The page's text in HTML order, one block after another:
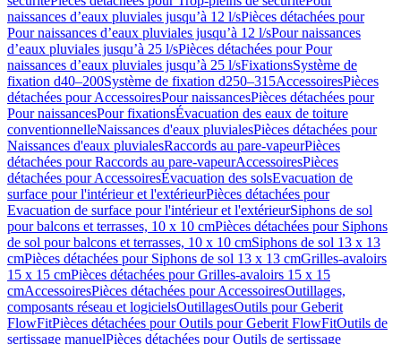
naissances d’eaux pluviales jusqu’à 12 l/sPièces détachées pour
Pour naissances d’eaux pluviales jusqu’à 12 l/sPour naissances
d’eaux pluviales jusqu’à 25 l/sPièces détachées pour Pour
naissances d’eaux pluviales jusqu’à 25 l/sFixationsSystème de
fixation d40–200Système de fixation d250–315AccessoiresPièces
détachées pour AccessoiresPour naissancesPièces détachées pour
Pour naissancesPour fixationsÉvacuation des eaux de toiture
conventionnelleNaissances d'eaux pluvialesPièces détachées pour
Naissances d'eaux pluvialesRaccords au pare-vapeurPièces
détachées pour Raccords au pare-vapeurAccessoiresPièces
détachées pour AccessoiresÉvacuation des solsEvacuation de
surface pour l'intérieur et l'extérieurPièces détachées pour
Evacuation de surface pour l'intérieur et l'extérieurSiphons de sol
pour balcons et terrasses, 10 x 10 cmPièces détachées pour Siphons
de sol pour balcons et terrasses, 10 x 10 cmSiphons de sol 13 x 13
cmPièces détachées pour Siphons de sol 13 x 13 cmGrilles-avaloirs
15 x 15 cmPièces détachées pour Grilles-avaloirs 15 x 15
cmAccessoiresPièces détachées pour AccessoiresOutillages,
composants réseau et logicielsOutillagesOutils pour Geberit
FlowFitPièces détachées pour Outils pour Geberit FlowFitOutils de
sertissage manuelPièces détachées pour Outils de sertissage